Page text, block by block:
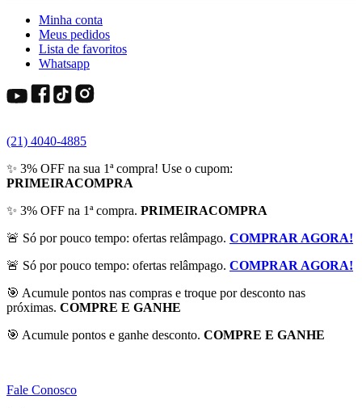
Minha conta
Meus pedidos
Lista de favoritos
Whatsapp
(21) 4040-4885
✨ 3% OFF na sua 1ª compra! Use o cupom:
PRIMEIRACOMPRA
✨ 3% OFF na 1ª compra. PRIMEIRACOMPRA
🚨 Só por pouco tempo: ofertas relâmpago. COMPRAR AGORA!
🚨 Só por pouco tempo: ofertas relâmpago. COMPRAR AGORA!
🎯 Acumule pontos nas compras e troque por desconto nas
próximas. COMPRE E GANHE
🎯 Acumule pontos e ganhe desconto. COMPRE E GANHE
Fale Conosco